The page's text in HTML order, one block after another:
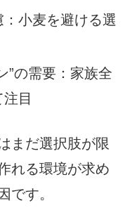
小麦を避ける選
”の需要：家族全
目
まだ選択肢が限
れる環境が求め
です。